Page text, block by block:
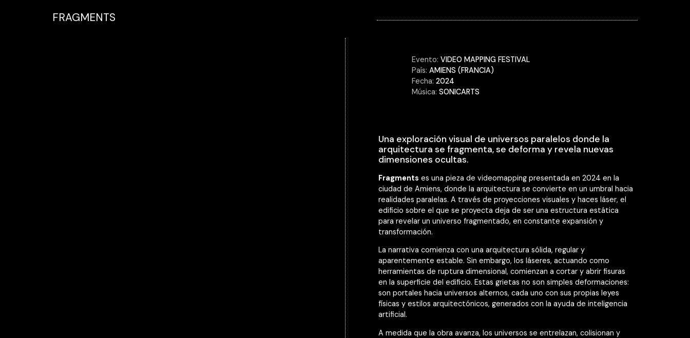
FRAGMENTS
Evento: VIDEO MAPPING FESTIVAL
País: AMIENS (FRANCIA)
Fecha: 2024
Música: SONICARTS
Una exploración visual de universos paralelos donde la
arquitectura se fragmenta, se deforma y revela nuevas
dimensiones ocultas.
Fragments es una pieza de videomapping presentada en 2024 en la
ciudad de Amiens, donde la arquitectura se convierte en un umbral hacia
realidades paralelas. A través de proyecciones visuales y haces láser, el
edificio sobre el que se proyecta deja de ser una estructura estática
para revelar un universo fragmentado, en constante expansión y
transformación.
La narrativa comienza con una arquitectura sólida, regular y
aparentemente estable. Sin embargo, los láseres, actuando como
herramientas de ruptura dimensional, comienzan a cortar y abrir fisuras
en la superficie del edificio. Estas grietas no son simples deformaciones:
son portales hacia universos alternos, cada uno con sus propias leyes
físicas y estilos arquitectónicos, generados con la ayuda de inteligencia
artificial.
A medida que la obra avanza, los universos se entrelazan, colisionan y